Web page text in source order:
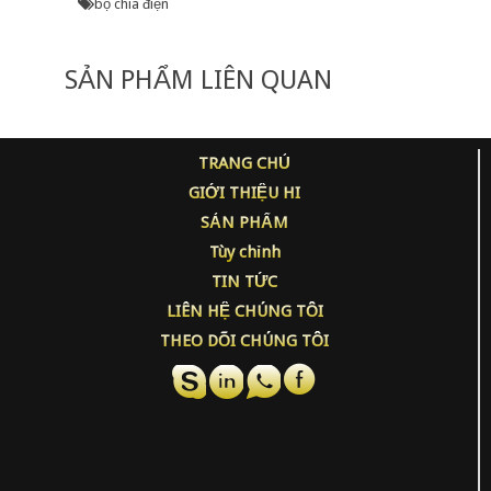
bộ chia điện
SẢN PHẨM LIÊN QUAN
TRANG CHỦ
GIỚI THIỆU HI
SẢN PHẨM
Tùy chỉnh
TIN TỨC
LIÊN HỆ CHÚNG TÔI
THEO DÕI CHÚNG TÔI